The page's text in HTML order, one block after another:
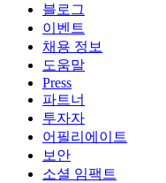
블로그
이벤트
채용 정보
도움말
Press
파트너
투자자
어필리에이트
보안
소셜 임팩트